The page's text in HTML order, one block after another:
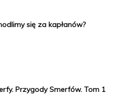
się za kapłanów?
Przygody Smerfów. Tom 1